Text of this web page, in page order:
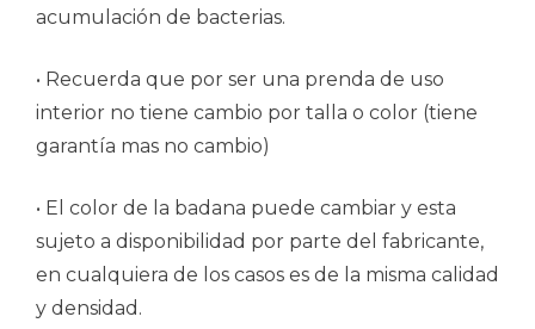
acumulación de bacterias.
• Recuerda que por ser una prenda de uso
interior no tiene cambio por talla o color (tiene
garantía mas no cambio)
• El color de la badana puede cambiar y esta
sujeto a disponibilidad por parte del fabricante,
en cualquiera de los casos es de la misma calidad
y densidad.